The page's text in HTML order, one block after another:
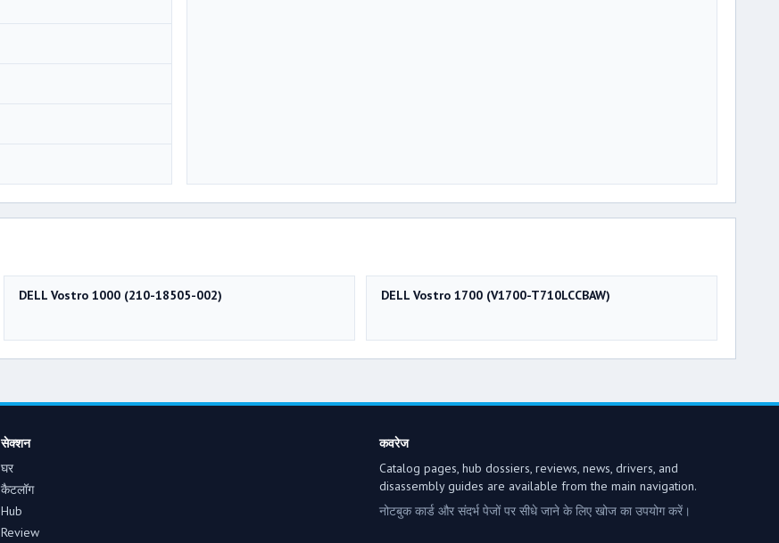
DELL Vostro 1000 (210-18505-002) DELL Vostro 1700 (V1700-T710LCCBAW)
सेक्शन
घर
कैटलॉग
Hub
Review
कवरेज
Catalog pages, hub dossiers, reviews, news, drivers, and
disassembly guides are available from the main navigation.
नोटबुक कार्ड और संदर्भ पेजों पर सीधे जाने के लिए खोज का उपयोग करें।